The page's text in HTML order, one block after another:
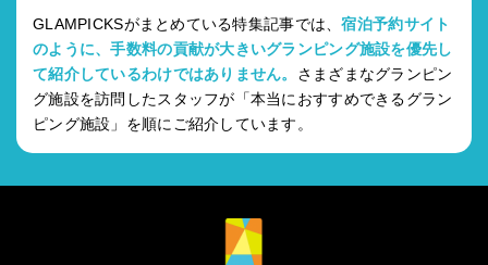
GLAMPICKSがまとめている特集記事では、宿泊予約サイト
のように、手数料の貢献が大きいグランピング施設を優先し
て紹介しているわけではありません。 さまざまなグランピン
グ施設を訪問したスタッフが「本当におすすめできるグラン
ピング施設」を順にご紹介しています。